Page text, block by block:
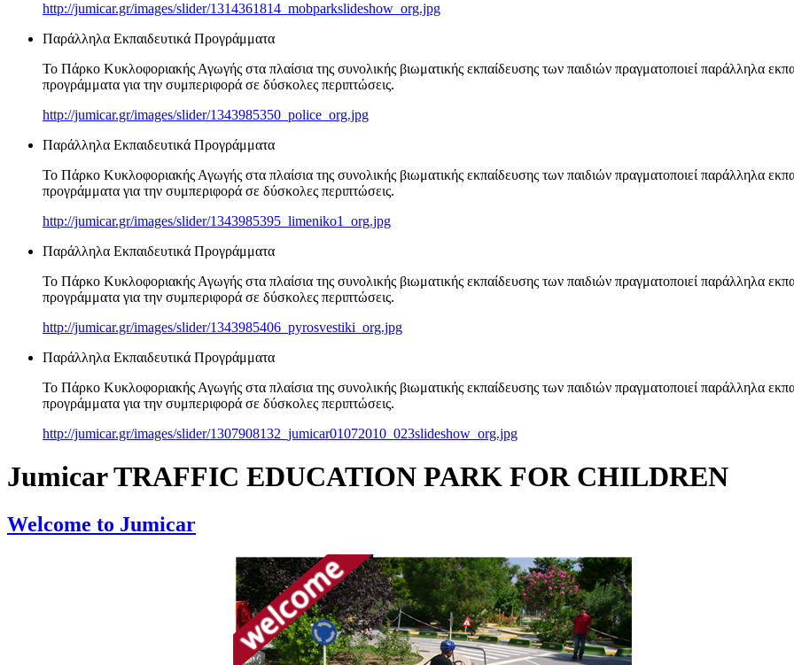
http://jumicar.gr/images/slider/1314361814_mobparkslideshow_org.jpg
Παράλληλα Εκπαιδευτικά Προγράμματα
Το Πάρκο Κυκλοφοριακής Αγωγής στα πλαίσια της συνολικής βιωματικής εκπαίδευσης των παιδιών πραγματοποιεί παράλληλα
προγράμματα για την συμπεριφορά σε δύσκολες περιπτώσεις.
http://jumicar.gr/images/slider/1343985350_police_org.jpg
Παράλληλα Εκπαιδευτικά Προγράμματα
Το Πάρκο Κυκλοφοριακής Αγωγής στα πλαίσια της συνολικής βιωματικής εκπαίδευσης των παιδιών πραγματοποιεί παράλληλα
προγράμματα για την συμπεριφορά σε δύσκολες περιπτώσεις.
http://jumicar.gr/images/slider/1343985395_limeniko1_org.jpg
Παράλληλα Εκπαιδευτικά Προγράμματα
Το Πάρκο Κυκλοφοριακής Αγωγής στα πλαίσια της συνολικής βιωματικής εκπαίδευσης των παιδιών πραγματοποιεί παράλληλα
προγράμματα για την συμπεριφορά σε δύσκολες περιπτώσεις.
http://jumicar.gr/images/slider/1343985406_pyrosvestiki_org.jpg
Παράλληλα Εκπαιδευτικά Προγράμματα
Το Πάρκο Κυκλοφοριακής Αγωγής στα πλαίσια της συνολικής βιωματικής εκπαίδευσης των παιδιών πραγματοποιεί παράλληλα
προγράμματα για την συμπεριφορά σε δύσκολες περιπτώσεις.
http://jumicar.gr/images/slider/1307908132_jumicar01072010_023slideshow_org.jpg
Jumicar TRAFFIC EDUCATION PARK FOR CHILDREN
Welcome to Jumicar